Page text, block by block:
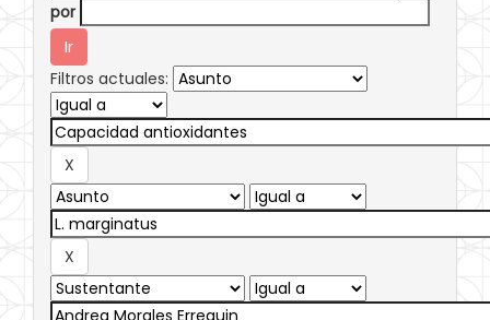
por
Filtros actuales: